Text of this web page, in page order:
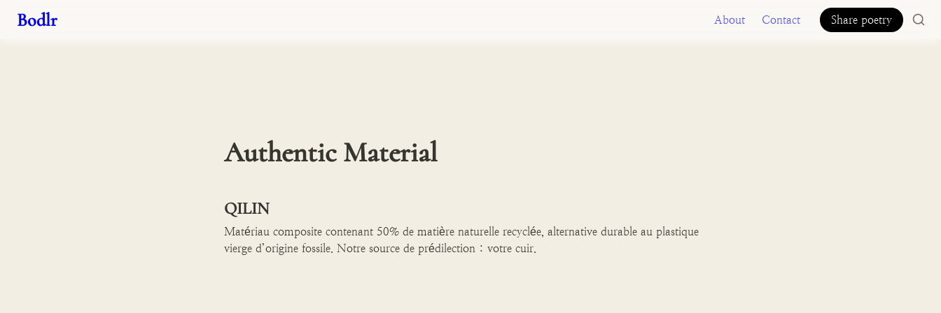
Bodlr About Contact Share poetry
Authentic Material
QILIN
Matériau composite contenant 50% de matière naturelle recyclée, alternative durable au plastique
vierge d’origine fossile. Notre source de prédilection : votre cuir.